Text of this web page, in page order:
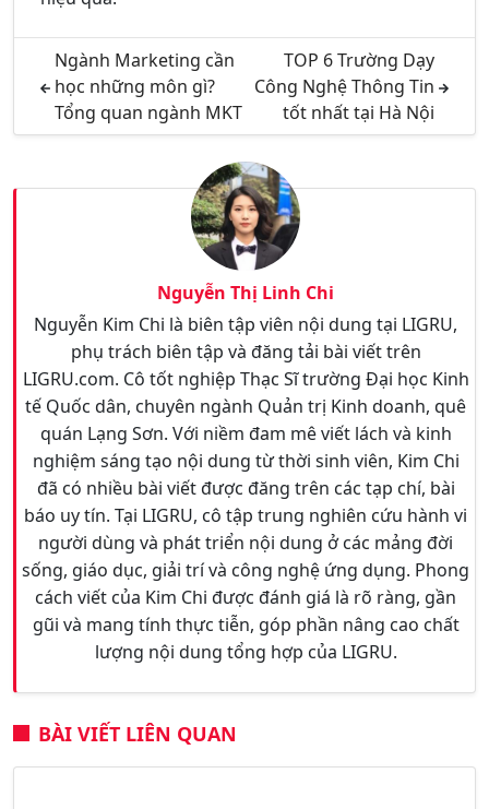
Ngành Marketing cần
học những môn gì?
Tổng quan ngành MKT
TOP 6 Trường Dạy
Công Nghệ Thông Tin
tốt nhất tại Hà Nội
Nguyễn Thị Linh Chi
Nguyễn Kim Chi là biên tập viên nội dung tại LIGRU,
phụ trách biên tập và đăng tải bài viết trên
LIGRU.com. Cô tốt nghiệp Thạc Sĩ trường Đại học Kinh
tế Quốc dân, chuyên ngành Quản trị Kinh doanh, quê
quán Lạng Sơn. Với niềm đam mê viết lách và kinh
nghiệm sáng tạo nội dung từ thời sinh viên, Kim Chi
đã có nhiều bài viết được đăng trên các tạp chí, bài
báo uy tín. Tại LIGRU, cô tập trung nghiên cứu hành vi
người dùng và phát triển nội dung ở các mảng đời
sống, giáo dục, giải trí và công nghệ ứng dụng. Phong
cách viết của Kim Chi được đánh giá là rõ ràng, gần
gũi và mang tính thực tiễn, góp phần nâng cao chất
lượng nội dung tổng hợp của LIGRU.
BÀI VIẾT LIÊN QUAN